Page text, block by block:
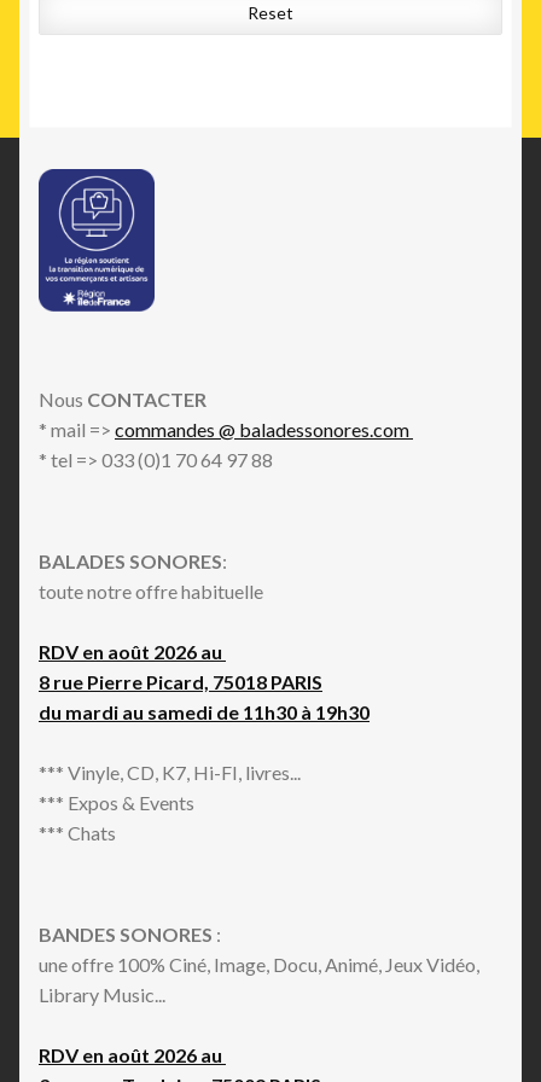
Reset
Nous CONTACTER
* mail => commandes @ baladessonores.com
* tel => 033 (0)1 70 64 97 88
BALADES SONORES:
toute notre offre habituelle
RDV en août 2026 au
8 rue Pierre Picard, 75018 PARIS
du mardi au samedi de 11h30 à 19h30
*** Vinyle, CD, K7, Hi-FI, livres...
*** Expos & Events
*** Chats
BANDES SONORES :
une offre 100% Ciné, Image, Docu, Animé, Jeux Vidéo,
Library Music...
RDV en août 2026 au